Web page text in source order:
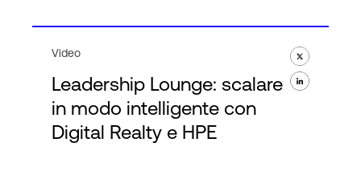
Chi Siamo
Video
Leadership Lounge: scalare
in modo intelligente con
Digital Realty e HPE